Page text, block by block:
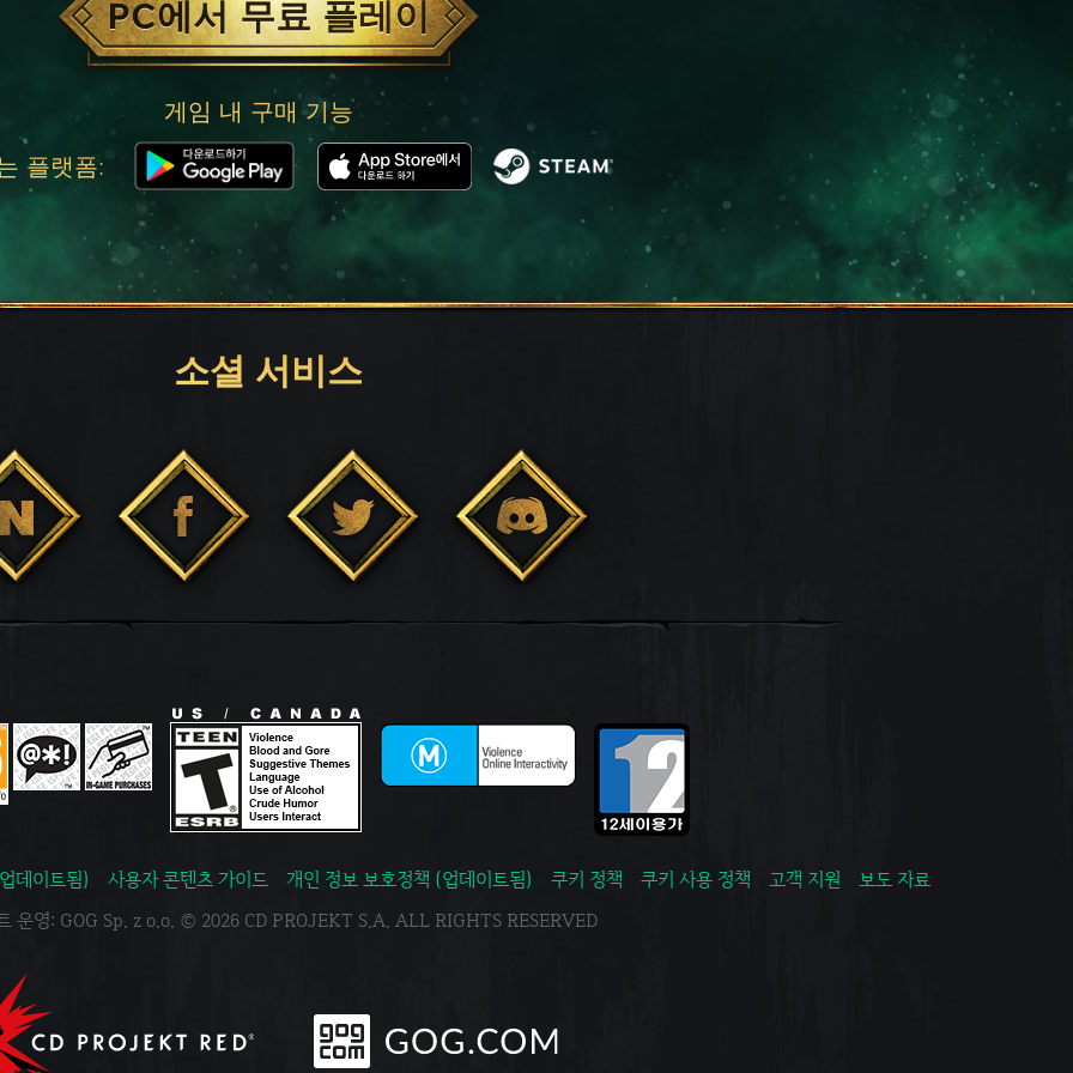
PC에서 무료 플레이
게임 내 구매 기능
플랫폼:
소셜 서비스
데이트됨) 사용자 콘텐츠 가이드 개인 정보 보호정책 (업데이트됨) 쿠키 정책 쿠키 사용 정책 고객 지원
보도 자료
운영: GOG Sp. z o.o. © 2026 CD PROJEKT S.A. ALL RIGHTS RESERVED